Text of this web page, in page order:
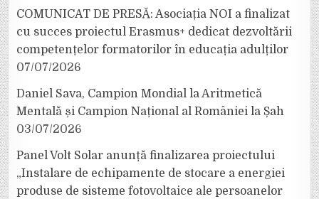
COMUNICAT DE PRESĂ: Asociația NOI a finalizat
cu succes proiectul Erasmus+ dedicat dezvoltării
competențelor formatorilor în educația adulților
07/07/2026
Daniel Sava, Campion Mondial la Aritmetică
Mentală și Campion Național al României la Șah
03/07/2026
Panel Volt Solar anunță finalizarea proiectului
„Instalare de echipamente de stocare a energiei
produse de sisteme fotovoltaice ale persoanelor